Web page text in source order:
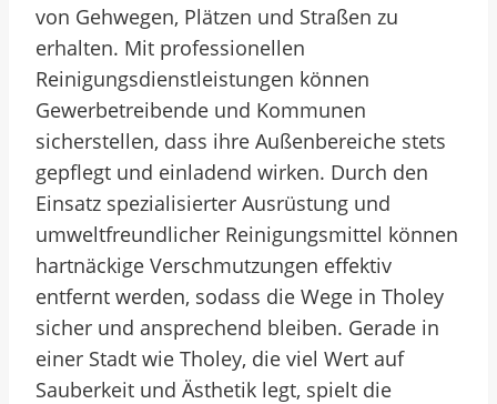
von Gehwegen, Plätzen und Straßen zu
erhalten. Mit professionellen
Reinigungsdienstleistungen können
Gewerbetreibende und Kommunen
sicherstellen, dass ihre Außenbereiche stets
gepflegt und einladend wirken. Durch den
Einsatz spezialisierter Ausrüstung und
umweltfreundlicher Reinigungsmittel können
hartnäckige Verschmutzungen effektiv
entfernt werden, sodass die Wege in Tholey
sicher und ansprechend bleiben. Gerade in
einer Stadt wie Tholey, die viel Wert auf
Sauberkeit und Ästhetik legt, spielt die